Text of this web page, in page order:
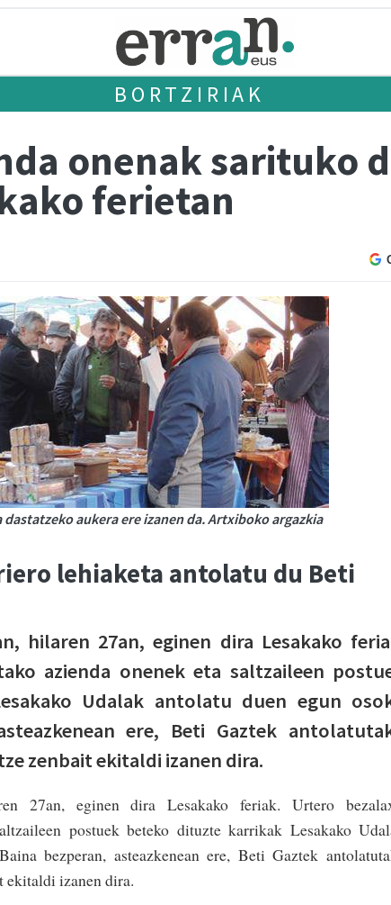
BORTZIRIAK
onenak sarituko
ferietan
aukera ere izanen da. Artxiboko argazkia
lehiaketa antolatu du Beti
hilaren 27an, eginen dira Lesakako
azienda onenek eta saltzaileen
Udalak antolatu duen egun
ere, Beti Gaztek
zenbait ekitaldi izanen dira.
27an, eginen dira Lesakako feriak. Urtero
postuek beteko dituzte karrikak Lesakako
bezperan, asteazkenean ere, Beti Gaztek
ekitaldi izanen dira.